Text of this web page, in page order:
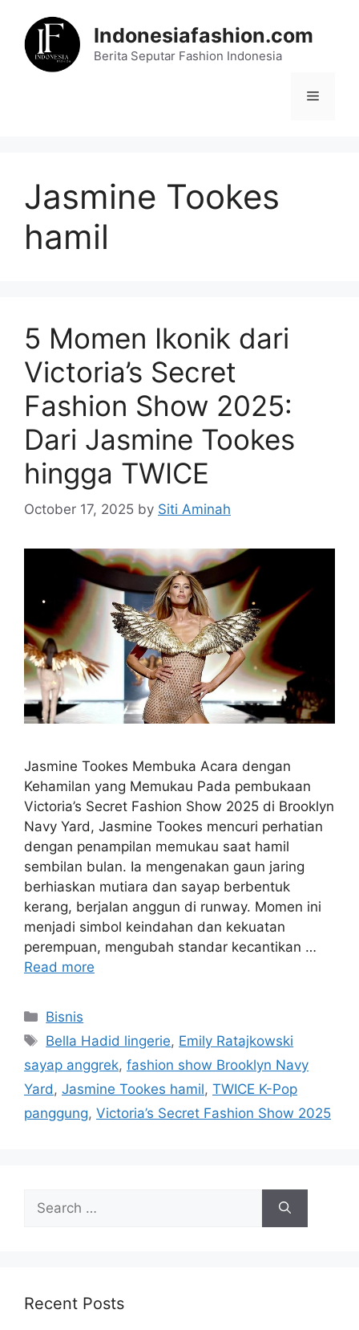
content
Indonesiafashion.com
Berita Seputar Fashion Indonesia
Menu
Jasmine Tookes
hamil
5 Momen Ikonik dari
Victoria’s Secret
Fashion Show 2025:
Dari Jasmine Tookes
hingga TWICE
October 17, 2025 by Siti Aminah
Jasmine Tookes Membuka Acara dengan
Kehamilan yang Memukau Pada pembukaan
Victoria’s Secret Fashion Show 2025 di Brooklyn
Navy Yard, Jasmine Tookes mencuri perhatian
dengan penampilan memukau saat hamil
sembilan bulan. Ia mengenakan gaun jaring
berhiaskan mutiara dan sayap berbentuk
kerang, berjalan anggun di runway. Momen ini
menjadi simbol keindahan dan kekuatan
perempuan, mengubah standar kecantikan …
Read more
Categories
Bisnis
Tags
Bella Hadid lingerie, Emily Ratajkowski
sayap anggrek, fashion show Brooklyn Navy
Yard , Jasmine Tookes hamil, TWICE K-Pop
panggung, Victoria’s Secret Fashion Show 2025
for:
Recent Posts